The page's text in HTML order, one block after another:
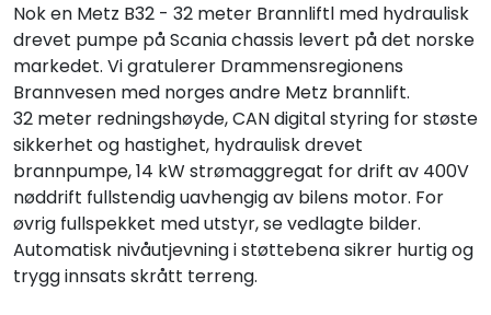
Nok en Metz B32 - 32 meter Brannliftl med hydraulisk
drevet pumpe på Scania chassis levert på det norske
markedet. Vi gratulerer Drammensregionens
Brannvesen med norges andre Metz brannlift.
32 meter redningshøyde, CAN digital styring for støste
sikkerhet og hastighet, hydraulisk drevet
brannpumpe, 14 kW strømaggregat for drift av 400V
nøddrift fullstendig uavhengig av bilens motor. For
øvrig fullspekket med utstyr, se vedlagte bilder.
Automatisk nivåutjevning i støttebena sikrer hurtig og
trygg innsats skrått terreng.